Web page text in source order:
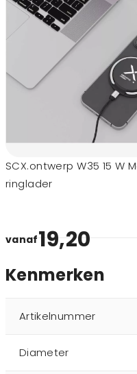
SCX.ontwerp W35 15 W
ringlader
vanaf19,20
Kenmerken
Artikelnummer
Diameter